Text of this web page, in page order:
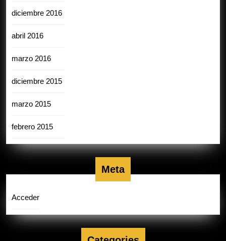
diciembre 2016
abril 2016
marzo 2016
diciembre 2015
marzo 2015
febrero 2015
Meta
Acceder